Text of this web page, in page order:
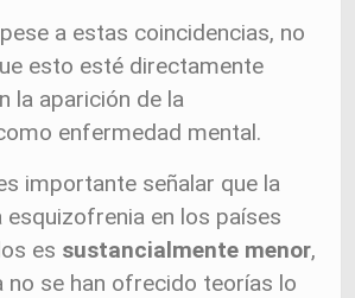
a estas coincidencias, no
esto esté directamente
la aparición de la
enfermedad mental.
importante señalar que la
esquizofrenia en los países
es sustancialmente menor,
no se han ofrecido teorías lo